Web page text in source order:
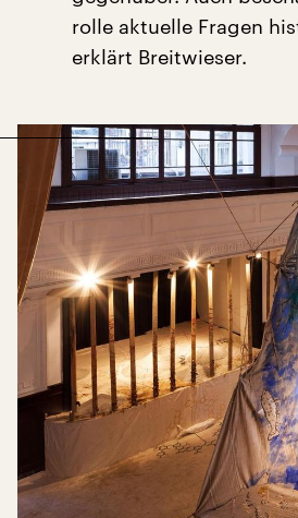
rolle aktuelle Fragen
erklärt Breitwieser.